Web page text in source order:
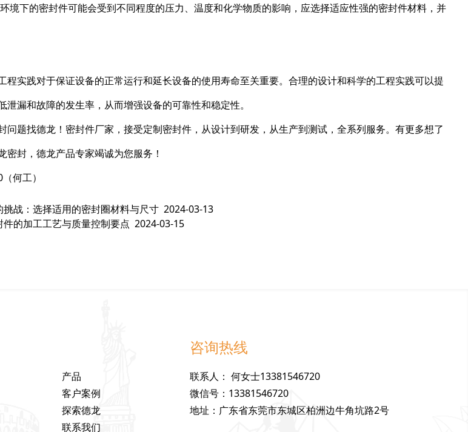
境下的密封件可能会受到不同程度的压力、温度和化学物质的影响，应选择适应性强的密封件材料，并
程实践对于保证设备的正常运行和延长设备的使用寿命至关重要。合理的设计和科学的工程实践可以提
泄漏和故障的发生率，从而增强设备的可靠性和稳定性。
问题找德龙！密封件厂家，接受定制密封件，从设计到研发，从生产到测试，全系列服务。有更多想了
密封，德龙产品专家竭诚为您服务！
何工）
挑战：选择适用的密封圈材料与尺寸 2024-03-13
件的加工工艺与质量控制要点 2024-03-15
产品
客户案例
探索德龙
联系我们
咨询热线
联系人 ：何女士13381546720
微信号 ： 13381546720
地址 ： 广东省东莞市东城区柏洲边牛角坑路2号